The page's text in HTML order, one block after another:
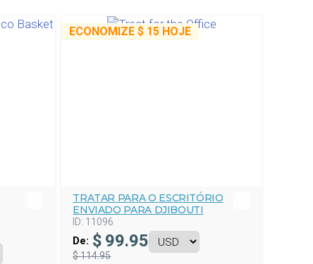
ECONOMIZE$ 15 HOJE
TRATAR PARA O ESCRITÓRIO
ENVIADO PARA DJIBOUTI
ID: 11096
De: $ 99.95
$ 114.95